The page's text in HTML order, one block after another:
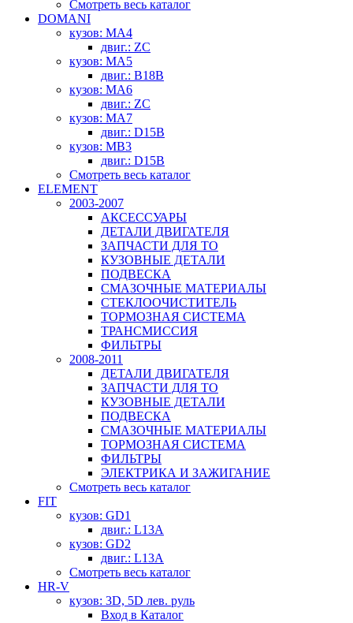
Смотреть весь каталог
DOMANI
кузов: MA4
двиг.: ZC
кузов: MA5
двиг.: B18B
кузов: MA6
двиг.: ZC
кузов: MA7
двиг.: D15B
кузов: MB3
двиг.: D15B
Смотреть весь каталог
ELEMENT
2003-2007
АКСЕССУАРЫ
ДЕТАЛИ ДВИГАТЕЛЯ
ЗАПЧАСТИ ДЛЯ ТО
КУЗОВНЫЕ ДЕТАЛИ
ПОДВЕСКА
СМАЗОЧНЫЕ МАТЕРИАЛЫ
СТЕКЛООЧИСТИТЕЛЬ
ТОРМОЗНАЯ СИСТЕМА
ТРАНСМИССИЯ
ФИЛЬТРЫ
2008-2011
ДЕТАЛИ ДВИГАТЕЛЯ
ЗАПЧАСТИ ДЛЯ ТО
КУЗОВНЫЕ ДЕТАЛИ
ПОДВЕСКА
СМАЗОЧНЫЕ МАТЕРИАЛЫ
ТОРМОЗНАЯ СИСТЕМА
ФИЛЬТРЫ
ЭЛЕКТРИКА И ЗАЖИГАНИЕ
Смотреть весь каталог
FIT
кузов: GD1
двиг.: L13A
кузов: GD2
двиг.: L13A
Смотреть весь каталог
HR-V
кузов: 3D, 5D лев. руль
Вход в Каталог